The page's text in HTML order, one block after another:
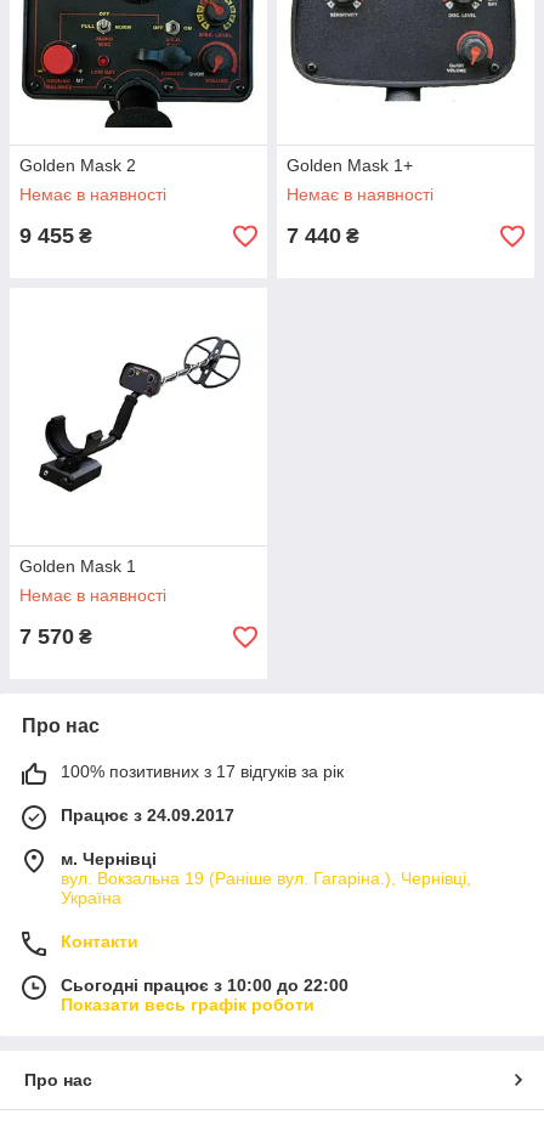
Golden Mask 2
Немає в наявності
9 455 ₴
Golden Mask 1+
Немає в наявності
7 440 ₴
Golden Mask 1
Немає в наявності
7 570 ₴
Про нас
100% позитивних з 17 відгуків за рік
Працює з 24.09.2017
м. Чернівці
вул. Вокзальна 19 (Раніше вул. Гагаріна.), Чернівці,
Україна
Контакти
Сьогодні працює з 10:00 до 22:00
Показати весь графік роботи
Про нас